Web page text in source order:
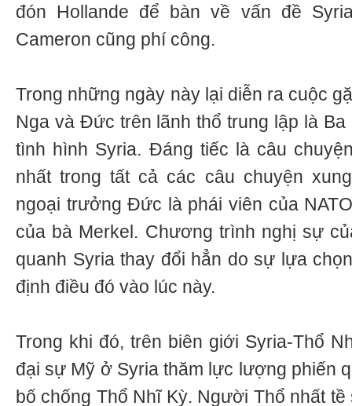
đón Hollande để bàn về vấn đề
Cameron cũng phí công.
Trong những ngày này lại diễn ra cuộc
Nga và Đức trên lãnh thổ trung lập là
tình hình Syria. Đáng tiếc là câu
nhất trong tất cả các câu chuyện
ngoại trưởng Đức là phái viên của
của bà Merkel. Chương trình nghị sự
quanh Syria thay đổi hẳn do sự lựa
định điều đó vào lúc này.
Trong khi đó, trên biên giới Syria-Thổ
đại sự Mỹ ở Syria thăm lực lượng phiến
bố chống Thổ Nhĩ Kỳ. Người Thổ nhất